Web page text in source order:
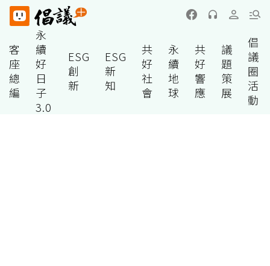
客
座
總
編
永
續
好
日
子
3.0
ESG
創
新
ESG
新
知
共
好
社
會
永
續
地
球
共
好
響
應
議
題
策
展
倡
議
圈
活
動